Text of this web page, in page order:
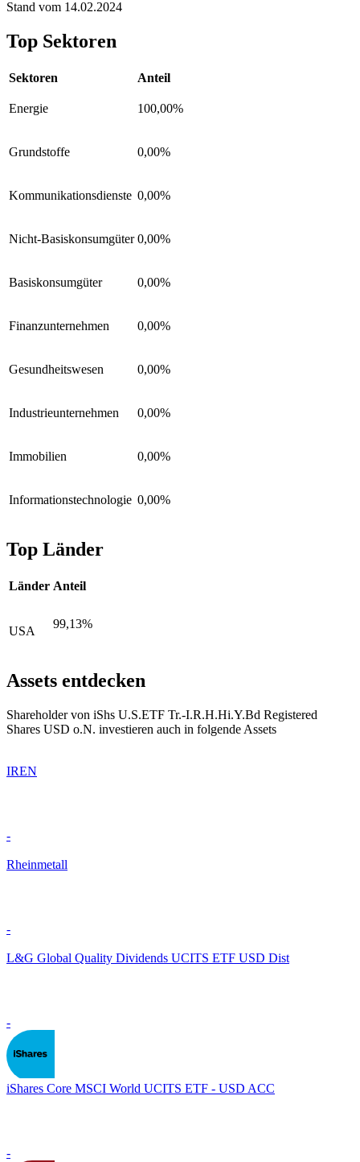
Stand vom 14.02.2024
Top Sektoren
Sektoren Anteil
Energie 100,00%
Grundstoffe 0,00%
Kommunikationsdienste 0,00%
Nicht-Basiskonsumgüter 0,00%
Basiskonsumgüter 0,00%
Finanzunternehmen 0,00%
Gesundheitswesen 0,00%
Industrieunternehmen 0,00%
Immobilien 0,00%
Informationstechnologie 0,00%
Top Länder
Länder Anteil
USA
99,13%
Assets entdecken
Shareholder von iShs U.S.ETF Tr.-I.R.H.Hi.Y.Bd Registered
Shares USD o.N. investieren auch in folgende Assets
IREN
-
Rheinmetall
-
L&G Global Quality Dividends UCITS ETF USD Dist
-
iShares Core MSCI World UCITS ETF - USD ACC
-